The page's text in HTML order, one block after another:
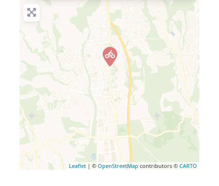
Leaflet | © OpenStreetMap contributors © CARTO